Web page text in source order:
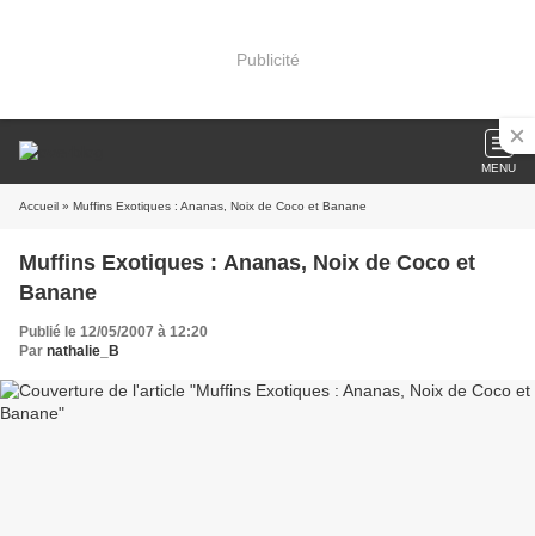
Publicité
MENU
Accueil » Muffins Exotiques : Ananas, Noix de Coco et Banane
Muffins Exotiques : Ananas, Noix de Coco et
Banane
Publié le 12/05/2007 à 12:20
Par nathalie_B